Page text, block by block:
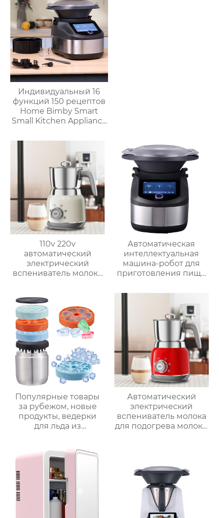
Индивидуальный 16
функций 150 рецептов
Home Bimby Smart
Small Kitchen Appliance
многофункциональный
кухонный комбайн
Термопроцессор
110v 220v
автоматический
электрический
вспениватель молока
приготовления
горячего шоколада
Автоматическая
интеллектуальная
машина-робот для
приготовления пищи
машина для
приготовления
овощей Термомиксер
Популярные товары
за рубежом, новые
продукты, ведерки
для льда из
ведерки,
многослойное
приготовление льда,
быстрое
высвобождение,
бытовые
Автоматический
электрический
вспениватель молока
для подогрева молока,
домашний
пароварочный
аппарат для молока